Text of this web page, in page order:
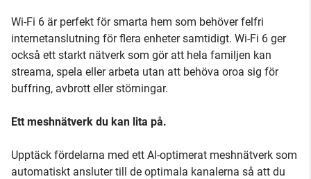
Wi-Fi 6 är perfekt för smarta hem som behöver felfri
internetanslutning för flera enheter samtidigt. Wi-Fi 6 ger
också ett starkt nätverk som gör att hela familjen kan
streama, spela eller arbeta utan att behöva oroa sig för
buffring, avbrott eller störningar.
Ett meshnätverk du kan lita på.
Upptäck fördelarna med ett AI-optimerat meshnätverk som
automatiskt ansluter till de optimala kanalerna så att du